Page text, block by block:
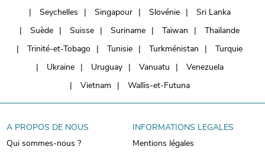
Seychelles
Singapour Slovénie
Sri Lanka
Suède
Suisse Suriname Taïwan
Thaïlande
Trinité-et-Tobago
Tunisie Turkménistan
Turquie
Ukraine
Uruguay Vanuatu
Venezuela
Vietnam
Wallis-et-Futuna
A PROPOS DE NOUS
Qui sommes-nous ?
INFORMATIONS LEGALES
Mentions légales